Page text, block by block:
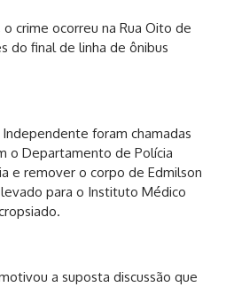
crime ocorreu na Rua Oito de
do final de linha de ônibus
Independente foram chamadas
o Departamento de Polícia
e remover o corpo de Edmilson
para o Instituto Médico
a suposta discussão que